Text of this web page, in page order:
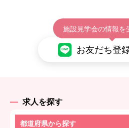
施設見学会の情報を
お友だち登
求人を探す
都道府県から探す